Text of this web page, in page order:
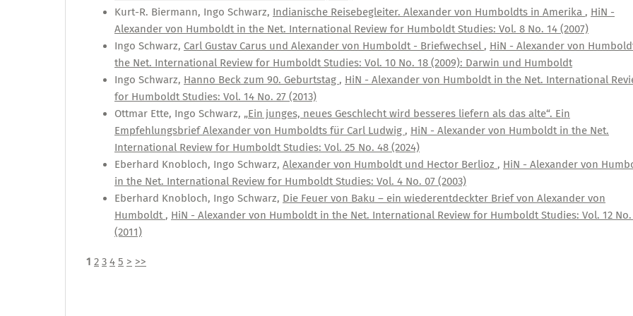
Kurt-R. Biermann, Ingo Schwarz, Indianische Reisebegleiter. Alexander von Humboldts in Amerika , HiN -
Alexander von Humboldt in the Net. International Review for Humboldt Studies: Vol. 8 No. 14 (2007)
Ingo Schwarz, Carl Gustav Carus und Alexander von Humboldt - Briefwechsel , HiN - Alexander von
the Net. International Review for Humboldt Studies: Vol. 10 No. 18 (2009): Darwin und Humboldt
Ingo Schwarz, Hanno Beck zum 90. Geburtstag , HiN - Alexander von Humboldt in the Net. International
for Humboldt Studies: Vol. 14 No. 27 (2013)
Ottmar Ette, Ingo Schwarz, „Ein junges, neues Geschlecht wird besseres liefern als das alte“. Ein
Empfehlungsbrief Alexander von Humboldts für Carl Ludwig , HiN - Alexander von Humboldt in the Net.
International Review for Humboldt Studies: Vol. 25 No. 48 (2024)
Eberhard Knobloch, Ingo Schwarz, Alexander von Humboldt und Hector Berlioz , HiN - Alexander von
in the Net. International Review for Humboldt Studies: Vol. 4 No. 07 (2003)
Eberhard Knobloch, Ingo Schwarz, Die Feuer von Baku – ein wiederentdeckter Brief von Alexander von
Humboldt , HiN - Alexander von Humboldt in the Net. International Review for Humboldt Studies: Vol. 12 No.
(2011)
1 2 3 4 5 > >>